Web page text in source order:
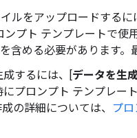
ルをアップロードするに
プト テンプレートで使
める必要があります。
するには、[データを生
プロンプト テンプレー
の詳細については、
プ